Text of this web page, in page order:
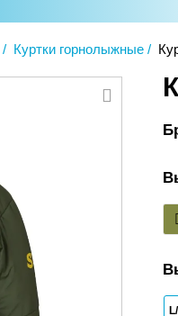
Куртки горнолыжные